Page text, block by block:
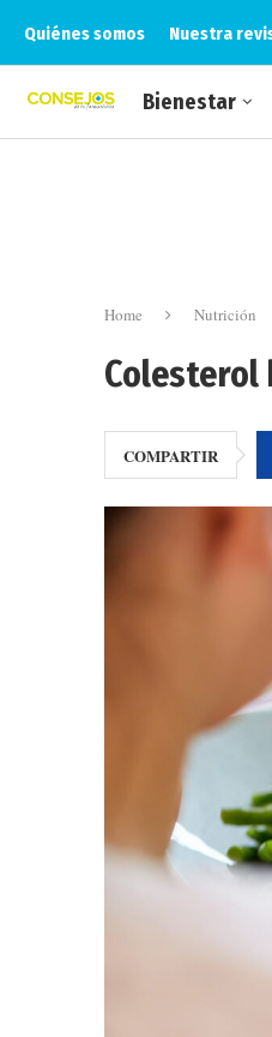
Quiénes somos Nuestra
Bienestar
Home Nutrición
Colesterol
COMPARTIR